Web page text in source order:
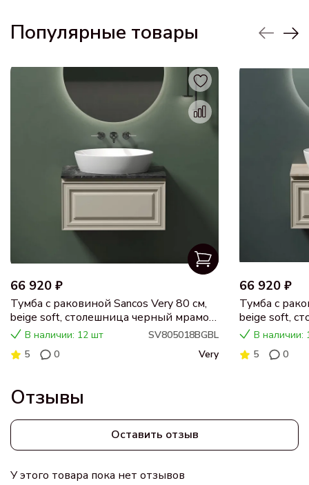
Популярные товары
66 920 ₽
Тумба с раковиной Sancos Very 80 см,
beige soft, столешница черный мрамор,
раковина CN5018
В наличии: 12 шт
SV805018BGBL
5
0 Very
66 920 ₽
Тумба с
beige soft,
раковина
В наличии:
5
0
Отзывы
Оставить отзыв
У этого товара пока нет отзывов